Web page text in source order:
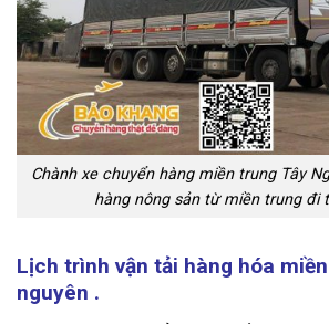
Chành xe chuyển hàng miền trung Tây
hàng nông sản từ miền trung đi
Lịch trình vận tải hàng hóa
nguyên .